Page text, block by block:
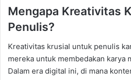
Mengapa Kreativitas
Penulis?
Kreativitas krusial untuk penulis
mereka untuk membedakan karya
Dalam era digital ini, di mana